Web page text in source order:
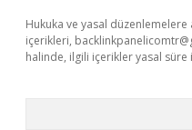
Hukuka ve yasal düzenlemelere
içerikleri,
halinde, ilgili içerikler yasal süre